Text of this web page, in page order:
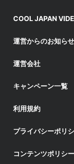
COOL JAPAN
運営からのお知らせ
運営会社
キャンペーン一覧
利用規約
プライバシーポリ
コンテンツポリシー